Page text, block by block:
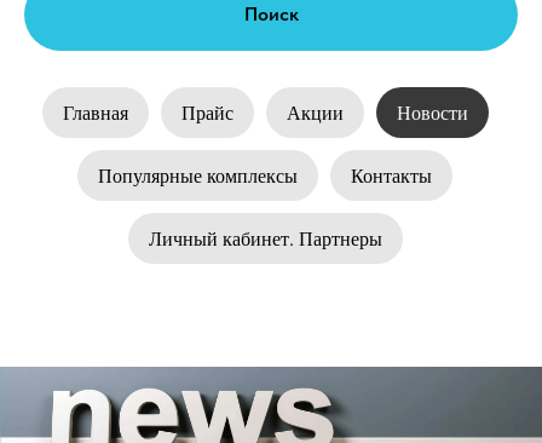
Поиск
Главная Прайс Акции Новости
Популярные комплексы Контакты
Личный кабинет. Партнеры